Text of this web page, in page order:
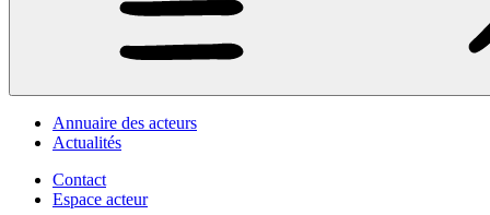
Annuaire des acteurs
Actualités
Contact
Espace acteur